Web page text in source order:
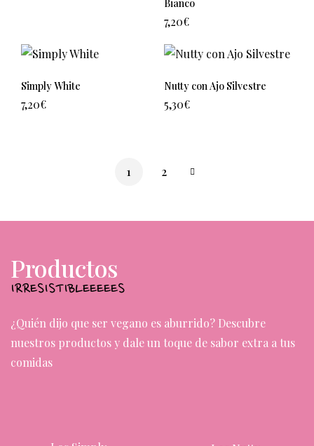
Bianco
7,20€
Simply White
7,20€
Nutty con Ajo Silvestre
5,30€
1 2
Productos
IRRESISTIBLEEEEES
¿Quién dijo que ser vegano es aburrido? Descubre
nuestros productos y dale un toque de sabor extra a tus
comidas